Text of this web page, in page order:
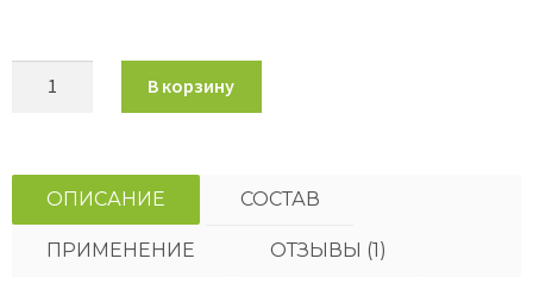
В корзину
ОПИСАНИЕ СОСТАВ
ПРИМЕНЕНИЕ ОТЗЫВЫ (1)